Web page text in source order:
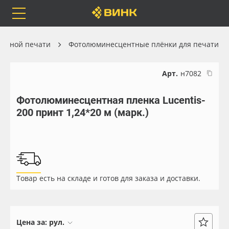
Каталог
Бренды
Доставка
Весь каталог
Самоклеящиеся плёнки
Листовые материалы
печати Фотолюминесцентные плёнки для печати
Арт. н7082
Фотолюминесцентная пленка Lucentis-
200 принт 1,24*20 м (марк.)
Товар есть на складе и готов для заказа и доставки.
Цена за: рул.